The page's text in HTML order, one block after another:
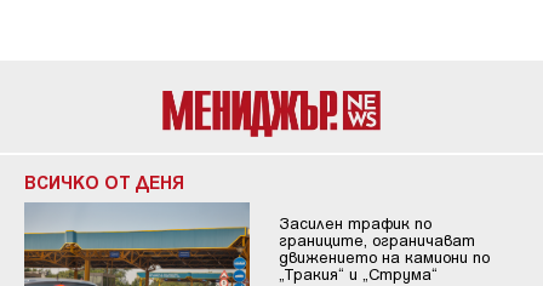
ВСИЧКО ОТ ДЕНЯ
Засилен трафик по
границите, ограничават
движението на камиони по
„Тракия“ и „Струма“